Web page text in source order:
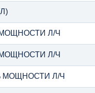
Л/Ч
Л/Ч
МОЩНОСТИ Л/Ч